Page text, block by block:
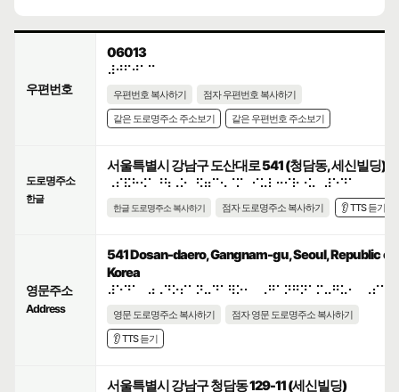
우편번호
06013
⠼⠚⠋⠚⠁⠉
우편번호 복사하기
점자 우편번호 복사하기
같은 도로명주소 주소보기
같은 우편번호 주소보기
도로명주소
한글
서울특별시 강남구 도산대로 541 (청담동, 세신빌딩)
⠠⠎⠯⠓⠪⠁⠘⠳⠠⠕⠀⠫⠶⠉⠢⠈⠍⠀⠊⠥⠇⠒⠊⠗⠐⠥⠀⠼⠑⠙⠁
한글 도로명주소 복사하기 점자 도로명주소 복사하기 👂 TTS 듣기
영문주소
Address
541 Dosan-daero, Gangnam-gu, Seoul, Republic of
Korea
영문 도로명주소 복사하기
점자 영문 도로명주소 복사하기
👂 TTS 듣기
서울특별시 강남구 청담동 129-11 (세신빌딩)